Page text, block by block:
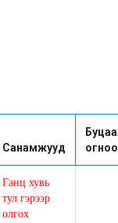
Санамжууд
огноо
Ганц хувь
тул гэрээр
олгох